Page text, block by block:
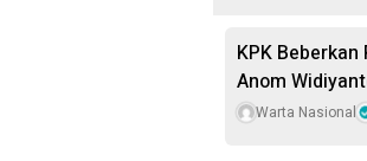
KPK
Anom
Warta Nasional